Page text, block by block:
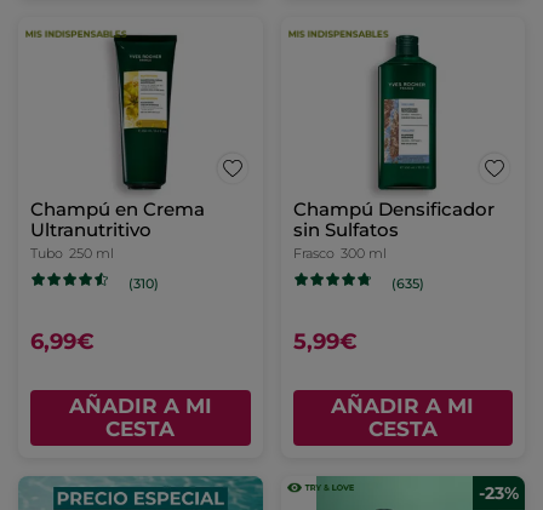
Champú en Crema
Ultranutritivo
Tubo 250 ml
(310)
6,99€
AÑADIR A MI
CESTA
Champú Densificador
sin Sulfatos
Frasco 300 ml
(635)
5,99€
AÑADIR A MI
CESTA
-23%